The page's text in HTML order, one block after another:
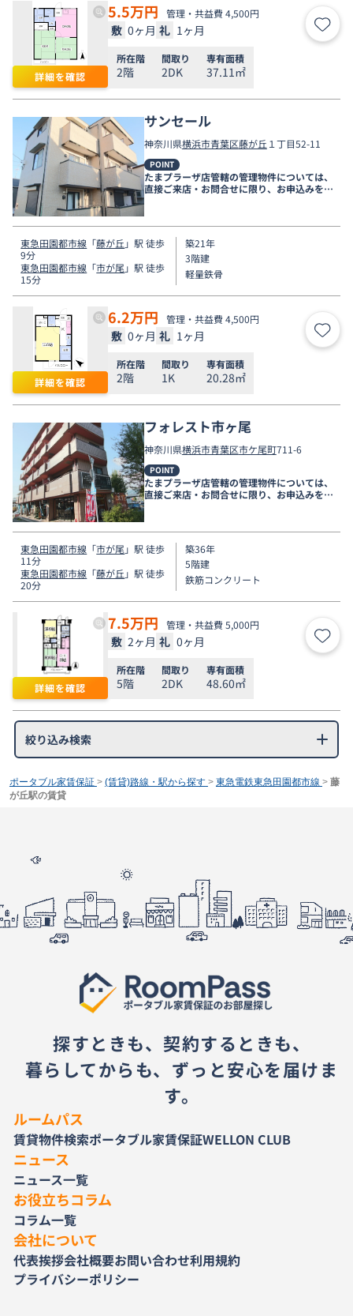
詳細を確認
5.5万円 管理・共益費 4,500円
敷 0ヶ月 礼 1ヶ月 お気
所在階
2階
間取り
2DK
専有面積
37.11㎡
サンセール
神奈川県横浜市青葉区藤が丘 １丁目52-11
POINT
たまプラーザ店管轄の管理物件については、
直接ご来店・お問合せに限り、お申込みを受
け付けております！
東急田園都市線 「藤が丘 」駅 徒歩
9分
東急田園都市線 「市が尾 」駅 徒歩
15分
築21年
3階建
軽量鉄骨
詳細を確認
6.2万円 管理・共益費 4,500円
敷 0ヶ月 礼 1ヶ月 お気
所在階
2階
間取り
1K
専有面積
20.28㎡
フォレスト市ヶ尾
神奈川県横浜市青葉区市ケ尾町711-6
POINT
たまプラーザ店管轄の管理物件については、
直接ご来店・お問合せに限り、お申込みを受
け付けております！
東急田園都市線 「市が尾 」駅 徒歩
11分
東急田園都市線 「藤が丘 」駅 徒歩
20分
築36年
5階建
鉄筋コンクリート
詳細を確認
7.5万円 管理・共益費 5,000円
敷 2ヶ月 礼 0ヶ月 お気
所在階
5階
間取り
2DK
専有面積
48.60㎡
絞り込み検索
ポータブル家賃保証 > (賃貸)路線・駅から探す > 東急電鉄東急田園都市線 > 藤
が丘駅の賃貸
探すときも、契約するときも、
暮らしてからも、ずっと安心を届けま
す。
ルームパス
賃貸物件検索ポータブル家賃保証WELLON CLUB
ニュース
ニュース一覧
お役立ちコラム
コラム一覧
会社について
代表挨拶会社概要お問い合わせ利用規約
プライバシーポリシー